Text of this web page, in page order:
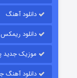
دانلود آهنگ
دانلود ریمکس
موزیک جدید
دانلود آهنگ